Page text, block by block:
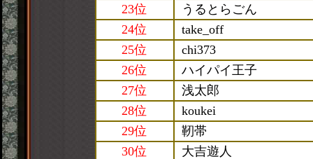
23位
うるとらごん
24位
take_off
25位
chi373
26位
ハイパイ王子
27位
浅太郎
28位
koukei
29位
靭帯
30位
大吉遊人